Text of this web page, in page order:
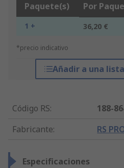
Paquete(s) Por
1 + 36,20 €
*precio indicativo
Añadir a una
Código RS:
188-
Fabricante: RS
Especificaciones